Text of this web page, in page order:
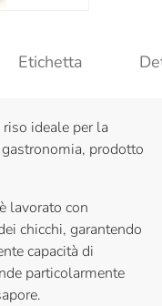
Etichetta
ideale per la
prodotto
lavorato con
chicchi, garantendo
capacità di
particolarmente